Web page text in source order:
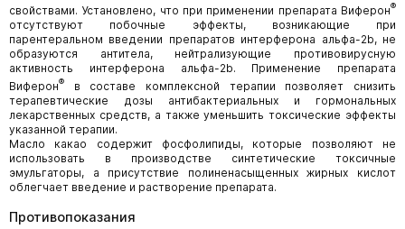
свойствами. Установлено, что при применении препарата Виферон®
отсутствуют побочные эффекты, возникающие при
парентеральном введении препаратов интерферона альфа-2b, не
образуются антитела, нейтрализующие противовирусную
активность интерферона альфа-2b. Применение препарата
Виферон®
в составе комплексной терапии позволяет снизить
терапевтические дозы антибактериальных и гормональных
лекарственных средств, а также уменьшить токсические эффекты
указанной терапии.
Масло какао содержит фосфолипиды, которые позволяют не
использовать в производстве синтетические токсичные
эмульгаторы, а присутствие полиненасыщенных жирных кислот
облегчает введение и растворение препарата.
Противопоказания